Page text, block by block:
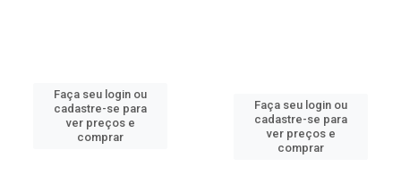
Faça seu login ou
cadastre-se para
ver preços e
comprar
Faça seu login ou
cadastre-se para
ver preços e
comprar